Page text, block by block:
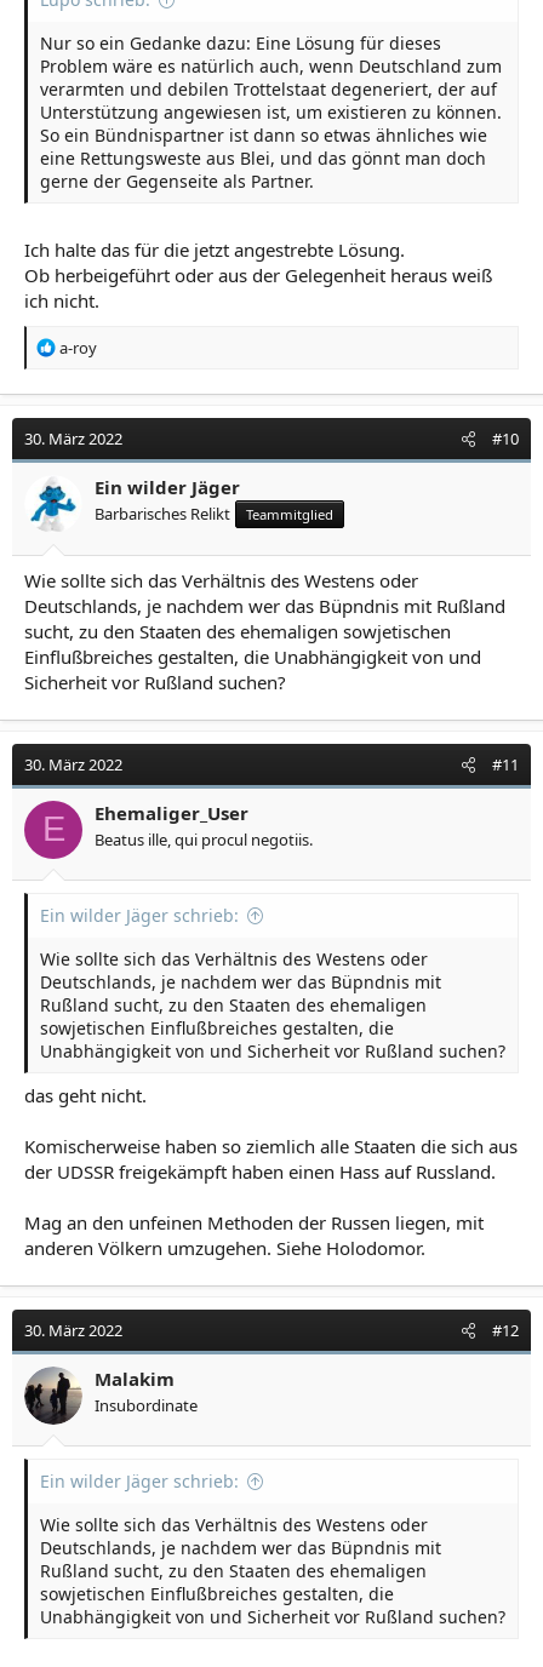
Nur so ein Gedanke dazu: Eine Lösung für dieses
Problem wäre es natürlich auch, wenn Deutschland zum
verarmten und debilen Trottelstaat degeneriert, der auf
Unterstützung angewiesen ist, um existieren zu können.
So ein Bündnispartner ist dann so etwas ähnliches wie
eine Rettungsweste aus Blei, und das gönnt man doch
gerne der Gegenseite als Partner.
Ich halte das für die jetzt angestrebte Lösung.
Ob herbeigeführt oder aus der Gelegenheit heraus weiß
ich nicht.
R
a
t
i
n
e
a-roy
30. März 2022 #10
Ein wilder Jäger
Barbarisches Relikt Teammitglied
Wie sollte sich das Verhältnis des Westens oder
Deutschlands, je nachdem wer das Büpndnis mit Rußland
sucht, zu den Staaten des ehemaligen sowjetischen
Einflußbreiches gestalten, die Unabhängigkeit von und
Sicherheit vor Rußland suchen?
30. März 2022 #11
E Ehemaliger_User
Beatus ille, qui procul negotiis.
Ein wilder Jäger schrieb:
Wie sollte sich das Verhältnis des Westens oder
Deutschlands, je nachdem wer das Büpndnis mit
Rußland sucht, zu den Staaten des ehemaligen
sowjetischen Einflußbreiches gestalten, die
Unabhängigkeit von und Sicherheit vor Rußland suchen?
das geht nicht.
Komischerweise haben so ziemlich alle Staaten die sich aus
der UDSSR freigekämpft haben einen Hass auf Russland.
Mag an den unfeinen Methoden der Russen liegen, mit
anderen Völkern umzugehen. Siehe Holodomor.
30. März 2022 #12
Malakim
Insubordinate
Ein wilder Jäger schrieb:
Wie sollte sich das Verhältnis des Westens oder
Deutschlands, je nachdem wer das Büpndnis mit
Rußland sucht, zu den Staaten des ehemaligen
sowjetischen Einflußbreiches gestalten, die
Unabhängigkeit von und Sicherheit vor Rußland suchen?